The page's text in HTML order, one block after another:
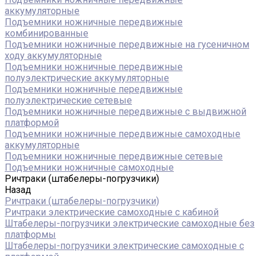
аккумуляторные
Подъемники ножничные передвижные
комбинированные
Подъемники ножничные передвижные на гусеничном
ходу аккумуляторные
Подъемники ножничные передвижные
полуэлектрические аккумуляторные
Подъемники ножничные передвижные
полуэлектрические сетевые
Подъемники ножничные передвижные с выдвижной
платформой
Подъемники ножничные передвижные самоходные
аккумуляторные
Подъемники ножничные передвижные сетевые
Подъемники ножничные самоходные
Ричтраки (штабелеры-погрузчики)
Назад
Ричтраки (штабелеры-погрузчики)
Ричтраки электрические самоходные с кабиной
Штабелеры-погрузчики электрические самоходные без
платформы
Штабелеры-погрузчики электрические самоходные с